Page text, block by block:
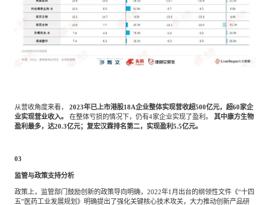
从营收角度来看，
2023年已上市港股18A企业整体实现营收超500亿元，超60家企
业实现营业收入。
在整体亏损的情况下，仍有4家企业实现了盈利。
其中康方生物
盈利最多，达20.3亿元；复宏汉霖排名第二，实现盈利5.5亿元。
03
监管与政策支持分析
政策上，监管部门鼓励创新的政策导向明确， 2022年1月出台的纲领性文件《“十四
五”医药工业发展规划》明确提出了强化关键核心技术攻关，大力推动创新产品研